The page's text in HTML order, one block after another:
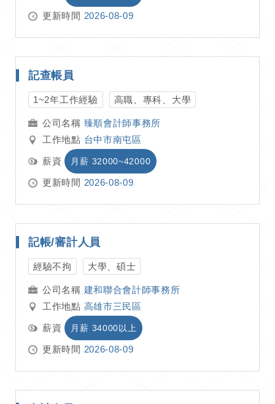
更新時間 2026-08-09
記查帳員
1~2年工作經驗 高職、專科、大學
臻順會計師事務所
工作地點 台中市南屯區
薪資 月薪 32000~42000
更新時間 2026-08-09
記帳/審計人員
經驗不拘 大學、碩士
建和聯合會計師事務所
工作地點 高雄市三民區
薪資 月薪 34000以上
更新時間 2026-08-09